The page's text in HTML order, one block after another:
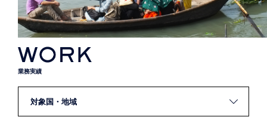
業務実績